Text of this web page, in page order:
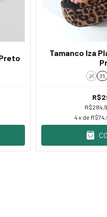
Tamanco Iza
34 35
4x de